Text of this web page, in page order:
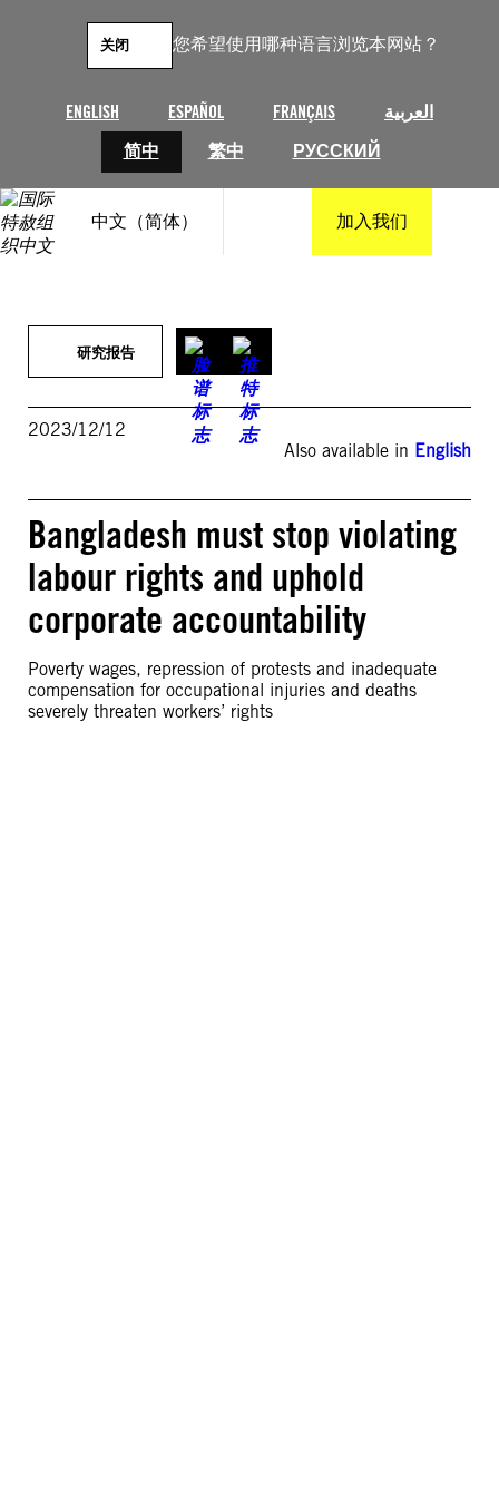
您希望使用哪种语言浏览本网站？
ENGLISH ESPAÑOL FRANÇAIS
العربية
简中
繁中 РУССКИЙ
关闭
中文（简体） 加入我们
研究报告
2023/12/12
Also available in English
Bangladesh must stop violating
labour rights and uphold
corporate accountability
Poverty wages, repression of protests and inadequate
compensation for occupational injuries and deaths
severely threaten workers’ rights